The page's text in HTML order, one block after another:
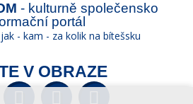
- kulturně společensko
portál
- kam - za kolik na bítešsku
V OBRAZE